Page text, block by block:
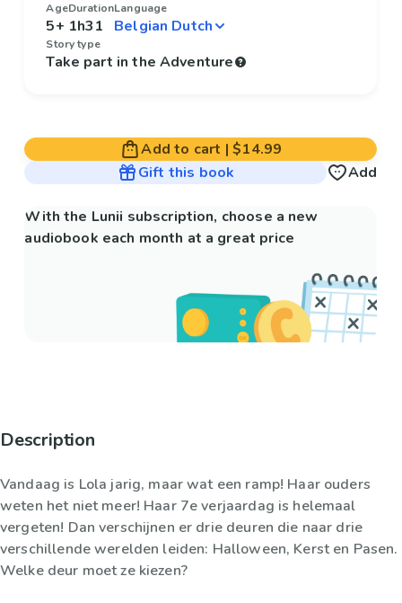
Age
5+
Duration
1h31
Language
Story type
Take part in the Adventure
Add to cart |$14.99
Gift this book
Add
With the Lunii subscription, choose a new
audiobook each month at a great price
Description
Vandaag is Lola jarig, maar wat een ramp! Haar ouders
weten het niet meer! Haar 7e verjaardag is helemaal
vergeten! Dan verschijnen er drie deuren die naar drie
verschillende werelden leiden: Halloween, Kerst en Pasen.
Welke deur moet ze kiezen?